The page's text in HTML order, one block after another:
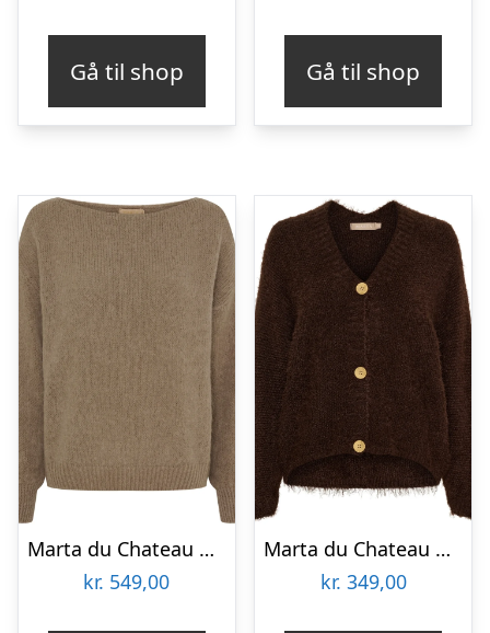
Gå til shop Gå til shop
Marta du Chateau dame strik MdcRosa 5102 – Tortora
kr. 549,00
Marta du Chateau dame strik MdcDakota 809 – Moro
kr. 349,00